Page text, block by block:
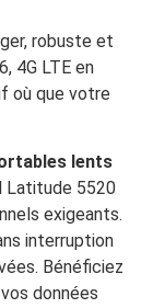
robuste et
4G LTE en
où que votre
lents
Latitude 5520
exigeants.
interruption
Bénéficiez
données